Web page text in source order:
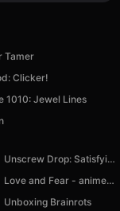
Tamer
Clicker!
1010: Jewel Lines
Unscrew Drop: Satisfying Puzzle
Love and Fear - anime novel
Unboxing Brainrots